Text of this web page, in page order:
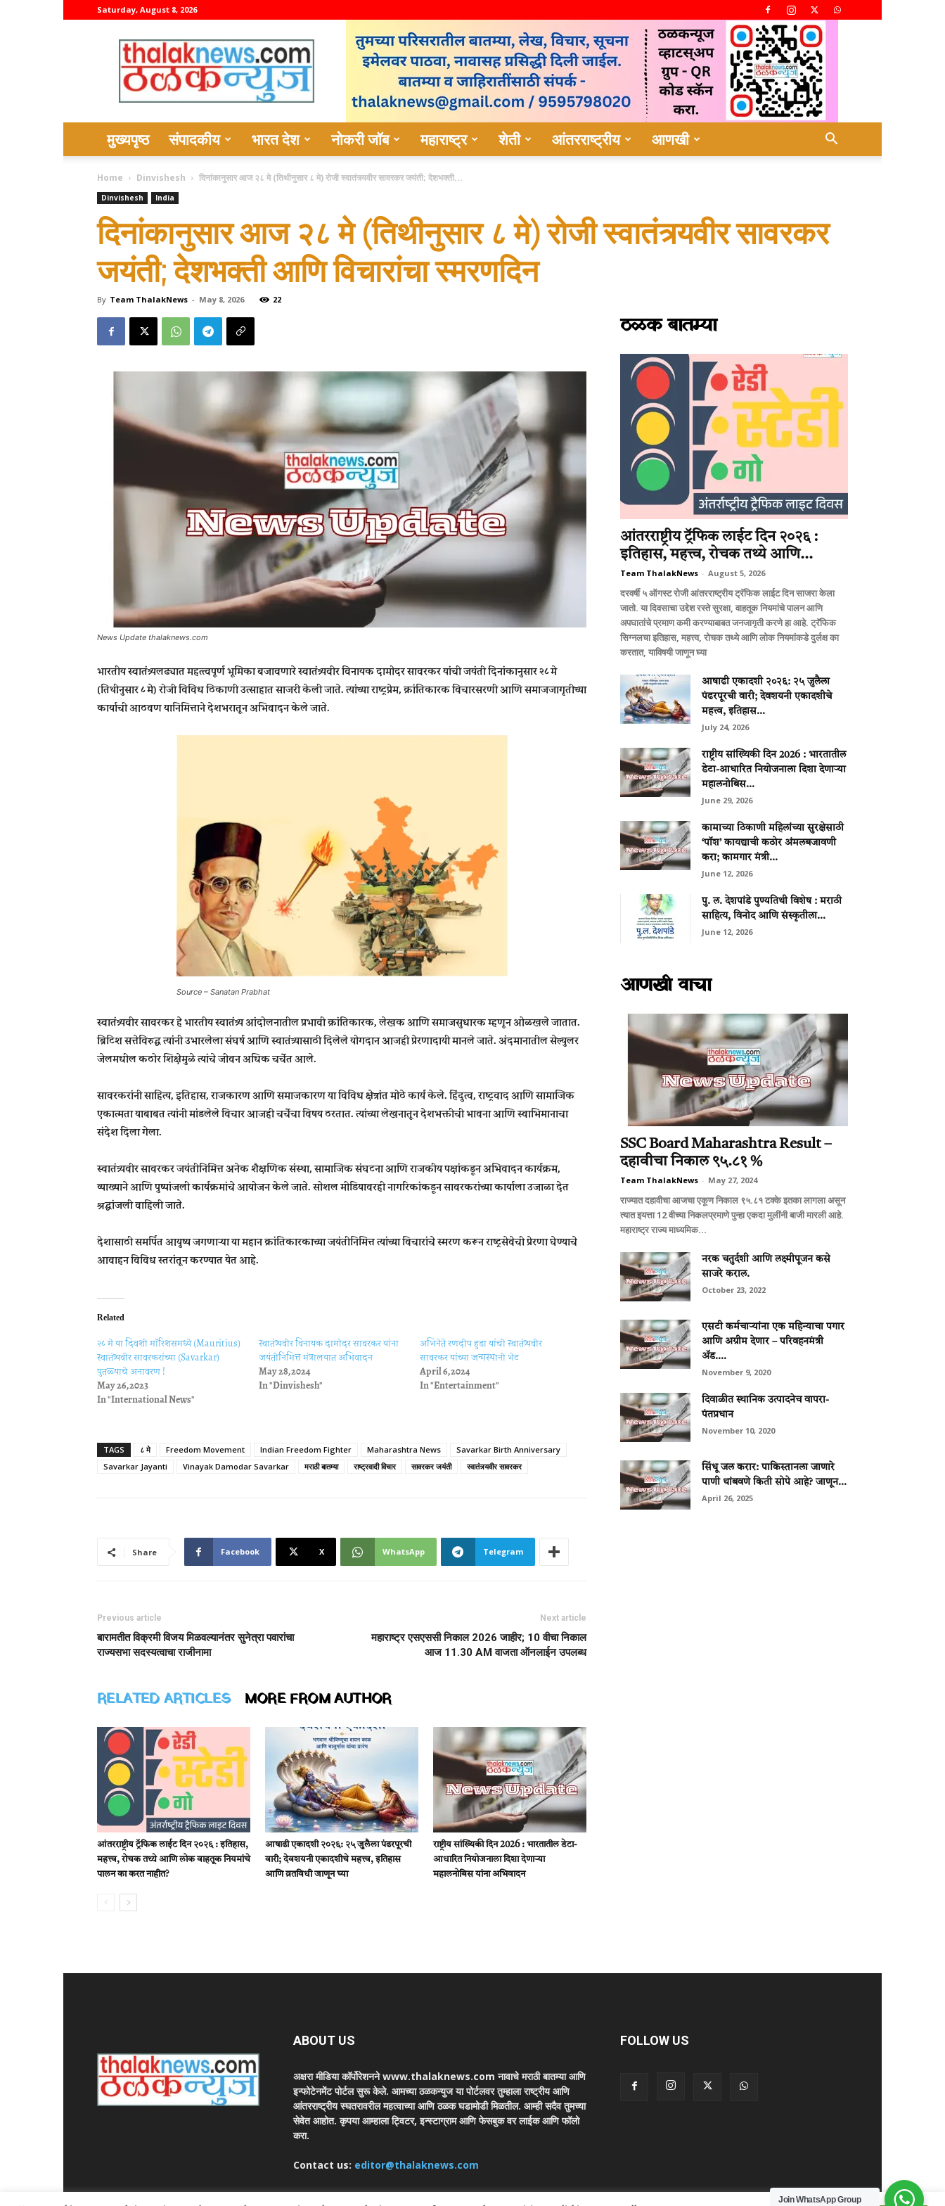
Saturday, August 8, 2026
thalaknews
मुख्यपृष्ठ संपादकीय भारत देश नोकरी जॉब महाराष्ट्र शेती आंतरराष्ट्रीय आणखी
Home Dinvishesh दिनांकानुसार आज २८ मे (तिथीनुसार ८ मे) रोजी स्वातंत्र्यवीर सावरकर जयंती; देशभक्ती...
Dinvishesh India
दिनांकानुसार आज २८ मे (तिथीनुसार ८ मे) रोजी स्वातंत्र्यवीर सावरकर
जयंती; देशभक्ती आणि विचारांचा स्मरणदिन
By Team ThalakNews - May 8, 2026 22
News Update thalaknews.com
भारतीय स्वातंत्र्यलढ्यात महत्त्वपूर्ण भूमिका बजावणारे स्वातंत्र्यवीर विनायक दामोदर सावरकर यांची जयंती दिनांकानुसार २८ मे
(तिथीनुसार ८ मे) रोजी विविध ठिकाणी उत्साहात साजरी केली जाते. त्यांच्या राष्ट्रप्रेम, क्रांतिकारक विचारसरणी आणि समाजजागृतीच्या
कार्याची आठवण यानिमित्ताने देशभरातून अभिवादन केले जाते.
Source – Sanatan Prabhat
स्वातंत्र्यवीर सावरकर हे भारतीय स्वातंत्र्य आंदोलनातील प्रभावी क्रांतिकारक, लेखक आणि समाजसुधारक म्हणून ओळखले जातात.
ब्रिटिश सत्तेविरुद्ध त्यांनी उभारलेला संघर्ष आणि स्वातंत्र्यासाठी दिलेले योगदान आजही प्रेरणादायी मानले जाते. अंदमानातील सेल्युलर
जेलमधील कठोर शिक्षेमुळे त्यांचे जीवन अधिक चर्चेत आले.
सावरकरांनी साहित्य, इतिहास, राजकारण आणि समाजकारण या विविध क्षेत्रांत मोठे कार्य केले. हिंदुत्व, राष्ट्रवाद आणि सामाजिक
एकात्मता याबाबत त्यांनी मांडलेले विचार आजही चर्चेचा विषय ठरतात. त्यांच्या लेखनातून देशभक्तीची भावना आणि स्वाभिमानाचा
संदेश दिला गेला.
स्वातंत्र्यवीर सावरकर जयंतीनिमित्त अनेक शैक्षणिक संस्था, सामाजिक संघटना आणि राजकीय पक्षांकडून अभिवादन कार्यक्रम,
व्याख्याने आणि पुष्पांजली कार्यक्रमांचे आयोजन केले जाते. सोशल मीडियावरही नागरिकांकडून सावरकरांच्या कार्याला उजाळा देत
श्रद्धांजली वाहिली जाते.
देशासाठी समर्पित आयुष्य जगणाऱ्या या महान क्रांतिकारकाच्या जयंतीनिमित्त त्यांच्या विचारांचे स्मरण करून राष्ट्रसेवेची प्रेरणा घेण्याचे
आवाहन विविध स्तरांतून करण्यात येत आहे.
Related
२८ मे या दिवशी मॉरिशसमध्ये (Mauritius)
स्वातंत्र्यवीर सावरकरांच्या (Savarkar)
पुतळ्याचे अनावरण !
May 26, 2023
In "International News"
स्वातंत्र्यवीर विनायक दामोदर सावरकर यांना
जयंतीनिमित्त मंत्रालयात अभिवादन
May 28, 2024
In "Dinvishesh"
अभिनेते रणदीप हुडा यांची स्वातंत्र्यवीर
सावरकर यांच्या जन्मस्थानी भेट
April 6, 2024
In "Entertainment"
TAGS ८ मे Freedom Movement Indian Freedom Fighter Maharashtra News
Savarkar Birth Anniversary
Savarkar Jayanti
Vinayak Damodar Savarkar मराठी बातम्या राष्ट्रवादी विचार सावरकर जयंती स्वातंत्र्यवीर सावरकर
Share Facebook X WhatsApp Telegram
Previous article
बारामतीत विक्रमी विजय मिळवल्यानंतर सुनेत्रा पवारांचा
राज्यसभा सदस्यत्वाचा राजीनामा
Next article
महाराष्ट्र एसएससी निकाल 2026 जाहीर; 10 वीचा निकाल
आज 11.30 AM वाजता ऑनलाईन उपलब्ध
RELATED ARTICLES MORE FROM AUTHOR
आंतरराष्ट्रीय ट्रॅफिक लाईट दिन २०२६ : इतिहास,
महत्त्व, रोचक तथ्ये आणि लोक वाहतूक नियमांचे
पालन का करत नाहीत?
आषाढी एकादशी २०२६: २५ जुलैला पंढरपूरची
वारी; देवशयनी एकादशीचे महत्त्व, इतिहास
आणि व्रतविधी जाणून घ्या
राष्ट्रीय सांख्यिकी दिन 2026 : भारतातील डेटा-
आधारित नियोजनाला दिशा देणाऱ्या
महालनोबिस यांना अभिवादन
ठळक बातम्या
आंतरराष्ट्रीय ट्रॅफिक लाईट दिन २०२६ :
इतिहास, महत्त्व, रोचक तथ्ये आणि...
Team ThalakNews - August 5, 2026
दरवर्षी ५ ऑगस्ट रोजी आंतरराष्ट्रीय ट्रॅफिक लाईट दिन साजरा केला
जातो. या दिवसाचा उद्देश रस्ते सुरक्षा, वाहतूक नियमांचे पालन आणि
अपघातांचे प्रमाण कमी करण्याबाबत जनजागृती करणे हा आहे. ट्रॅफिक
सिग्नलचा इतिहास, महत्त्व, रोचक तथ्ये आणि लोक नियमांकडे दुर्लक्ष का
करतात, याविषयी जाणून घ्या
आषाढी एकादशी २०२६: २५ जुलैला
पंढरपूरची वारी; देवशयनी एकादशीचे
महत्त्व, इतिहास...
July 24, 2026
राष्ट्रीय सांख्यिकी दिन 2026 : भारतातील
डेटा-आधारित नियोजनाला दिशा देणाऱ्या
महालनोबिस...
June 29, 2026
कामाच्या ठिकाणी महिलांच्या सुरक्षेसाठी
‘पॉश’ कायद्याची कठोर अंमलबजावणी
करा; कामगार मंत्री...
June 12, 2026
पु. ल. देशपांडे पुण्यतिथी विशेष : मराठी
साहित्य, विनोद आणि संस्कृतीला...
June 12, 2026
आणखी वाचा
SSC Board Maharashtra Result –
दहावीचा निकाल ९५.८१ %
Team ThalakNews - May 27, 2024
राज्यात दहावीचा आजचा एकूण निकाल ९५.८१ टक्के इतका लागला असून
त्यात इयत्ता 12 वीच्या निकलप्रमाणे पुन्हा एकदा मुलींनी बाजी मारली आहे.
महाराष्ट्र राज्य माध्यमिक...
नरक चतुर्दशी आणि लक्ष्मीपूजन कसे
साजरे कराल.
October 23, 2022
एसटी कर्मचाऱ्यांना एक महिन्याचा पगार
आणि अग्रीम देणार – परिवहनमंत्री
ॲड....
November 9, 2020
दिवाळीत स्थानिक उत्पादनेच वापरा-
पंतप्रधान
November 10, 2020
सिंधू जल करार: पाकिस्तानला जाणारे
पाणी थांबवणे किती सोपे आहे? जाणून...
April 26, 2025
ABOUT US
अक्षरा मीडिया कॉर्पोरेशनने www.thalaknews.com नावाचे मराठी बातम्या आणि
इन्फोटेनमेंट पोर्टल सुरू केले. आमच्या ठळकन्युज या पोर्टलवर तुम्हाला राष्ट्रीय आणि
आंतरराष्ट्रीय स्घतरावरील महत्वाच्या आणि ठळक घडामोडी मिळतील. आम्ही सदैव तुमच्या
सेवेत आहोत. कृपया आम्हाला ट्विटर, इन्स्टाग्राम आणि फेसबुक वर लाईक आणि फॉलो
करा.
Contact us: editor@thalaknews.com
FOLLOW US
Join WhatsApp Group